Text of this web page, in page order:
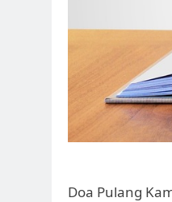
Doa Pulang